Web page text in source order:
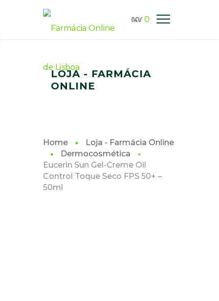
0
FARMÁCIA ONLINE LISBOA
LOJA - FARMÁCIA
ONLINE
Home
Loja - Farmácia Online
Dermocosmética
Eucerin Sun Gel-Creme Oil
Control Toque Seco FPS 50+ –
50ml